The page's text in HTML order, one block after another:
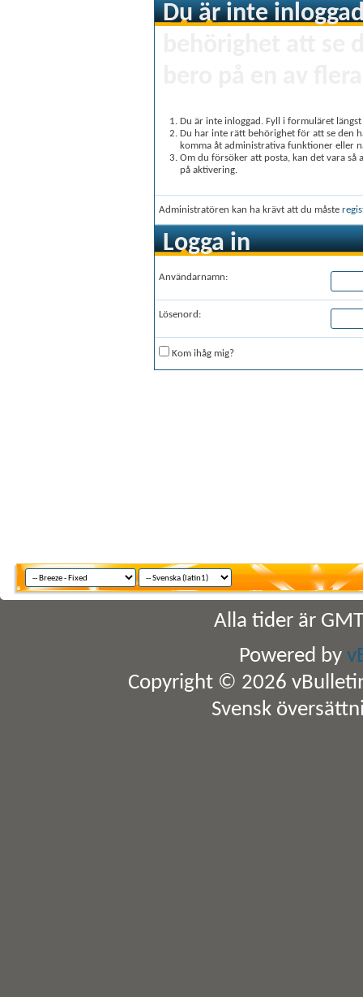
Du är inte
Du är inte inloggad. Fyll i formuläret
Du har inte rätt behörighet för att se den
komma åt administrativa funktioner eller
Om du försöker att posta, kan det vara
på aktivering.
Administratören kan ha krävt att du måste
Logga in
Användarnamn:
Lösenord:
Kom ihåg mig?
Alla tider är
Powered by
Copyright © 2026
Svensk